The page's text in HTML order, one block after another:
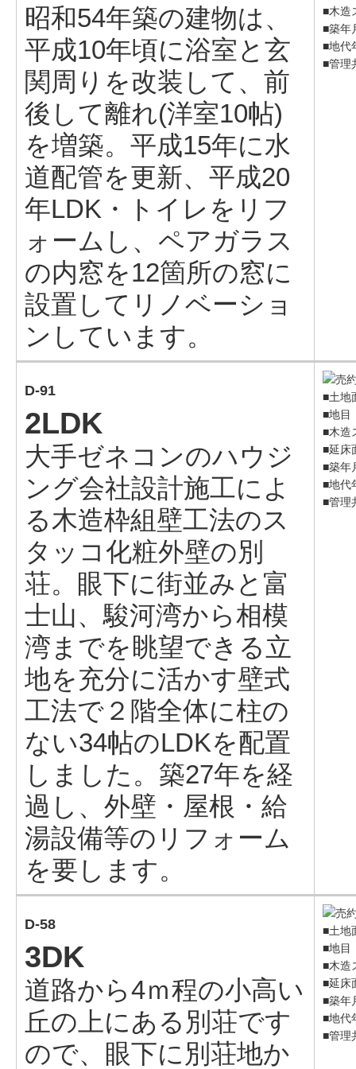
昭和54年築の建物は、
平成10年頃に浴室と玄
関周りを改装して、前
後して離れ(洋室10帖)
を増築。平成15年に水
道配管を更新、平成20
年LDK・トイレをリフ
ォームし、ペアガラス
の内窓を12箇所の窓に
設置してリノベーショ
ンしています。
■木造
■築年
■地代
■管理
D-91
2LDK
大手ゼネコンのハウジ
ング会社設計施工によ
る木造枠組壁工法のス
タッコ化粧外壁の別
荘。眼下に街並みと富
士山、駿河湾から相模
湾までを眺望できる立
地を充分に活かす壁式
工法で２階全体に柱の
ない34帖のLDKを配置
しました。築27年を経
過し、外壁・屋根・給
湯設備等のリフォーム
を要します。
■土地
■地目
■木造
■延床
■築年
■地代
■管理
D-58
3DK
道路から4ｍ程の小高い
丘の上にある別荘です
ので、眼下に別荘地か
■土地
■地目
■木造
■延床
■築年
■地代
■管理